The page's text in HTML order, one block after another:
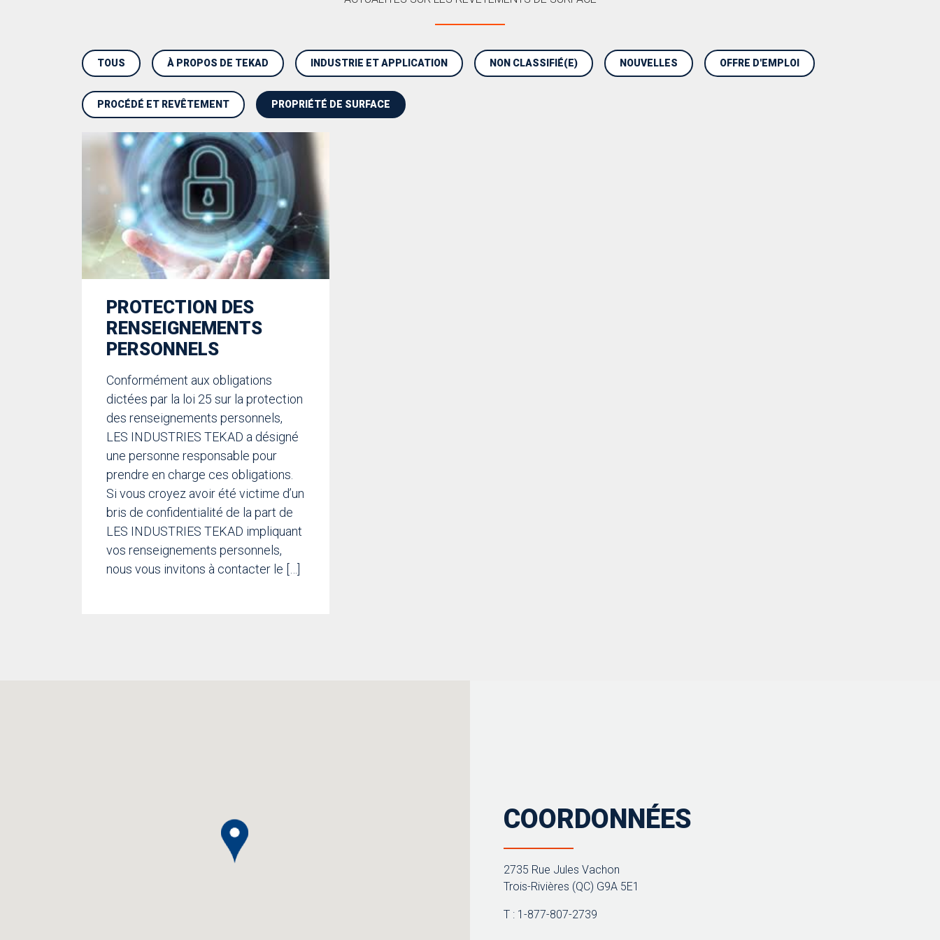
TOUS À PROPOS DE TEKAD INDUSTRIE ET APPLICATION NON CLASSIFIÉ(E) NOUVELLES OFFRE D'EMPLOI
PROCÉDÉ ET REVÊTEMENT PROPRIÉTÉ DE SURFACE
PROTECTION DES
RENSEIGNEMENTS
PERSONNELS
Conformément aux obligations
dictées par la loi 25 sur la protection
des renseignements personnels,
LES INDUSTRIES TEKAD a désigné
une personne responsable pour
prendre en charge ces obligations.
Si vous croyez avoir été victime d’un
bris de confidentialité de la part de
LES INDUSTRIES TEKAD impliquant
vos renseignements personnels,
nous vous invitons à contacter le […]
COORDONNÉES
2735 Rue Jules Vachon
Trois-Rivières (QC) G9A 5E1
T : 1-877-807-2739